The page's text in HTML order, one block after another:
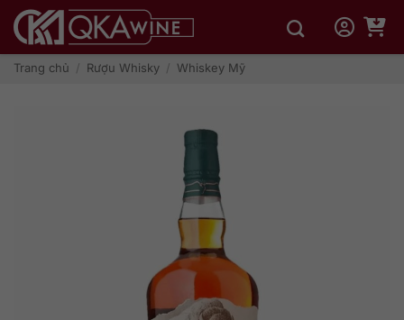
qua
dungTrang chủ / Rượu Whisky / Whiskey Mỹ